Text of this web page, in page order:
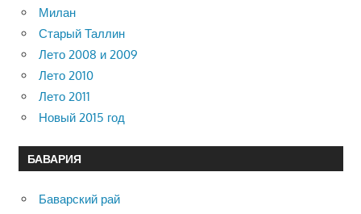
Милан
Старый Таллин
Лето 2008 и 2009
Лето 2010
Лето 2011
Новый 2015 год
БАВАРИЯ
Баварский рай